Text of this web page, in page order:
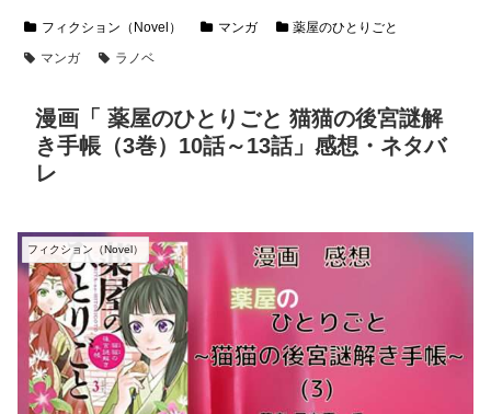
フィクション（Novel） マンガ
薬屋のひとりごと
マンガ
ラノベ
漫画「 薬屋のひとりごと 猫猫の後宮謎解
き手帳（3巻）10話～13話」感想・ネタバ
レ
フィクション（Novel）